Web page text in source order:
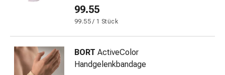
Spagyrika
Anthroposophika
Niere,
Blase,
Prostata
99.55
99.55 / 1 Stück
BORT ActiveColor
Handgelenkbandage